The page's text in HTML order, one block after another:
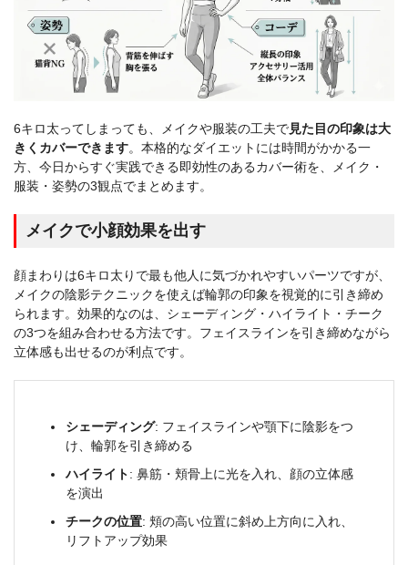
6キロ太ってしまっても、メイクや服装の工夫で見た目の印象は大
きくカバーできます。本格的なダイエットには時間がかかる一
方、今日からすぐ実践できる即効性のあるカバー術を、メイク・
服装・姿勢の3観点でまとめます。
メイクで小顔効果を出す
顔まわりは6キロ太りで最も他人に気づかれやすいパーツですが、
メイクの陰影テクニックを使えば輪郭の印象を視覚的に引き締め
られます。効果的なのは、シェーディング・ハイライト・チーク
の3つを組み合わせる方法です。フェイスラインを引き締めながら
立体感も出せるのが利点です。
シェーディング: フェイスラインや顎下に陰影をつ
け、輪郭を引き締める
ハイライト: 鼻筋・頬骨上に光を入れ、顔の立体感
を演出
チークの位置: 頬の高い位置に斜め上方向に入れ、
リフトアップ効果